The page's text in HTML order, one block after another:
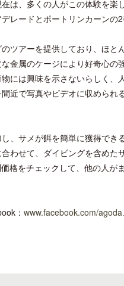
は、多くの人がこの体験を楽
レードとポートリンカーンの2
ツアーを提供しており、ほと
金属のケージにより好奇心の
には興味を示さないらしく、
近で写真やビデオに収められ
、サメが餌を簡単に獲得でき
わせて、ダイビングを含めた
格をチェックして、他の人が
： www.facebook.com/agoda
ビュッフェ
ューを刷
クアロア・
入のお知らせ